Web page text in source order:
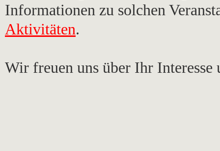
Informationen zu solchen
Aktivitäten.
Wir freuen uns über Ihr